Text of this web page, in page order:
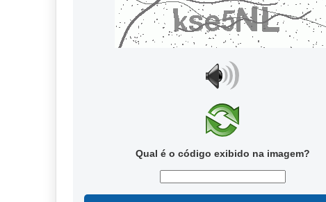
Qual é o código exibido na imagem?